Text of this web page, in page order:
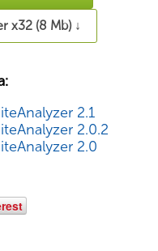
x32 (8 Mb) ↓
2.1
2.0.2
2.0